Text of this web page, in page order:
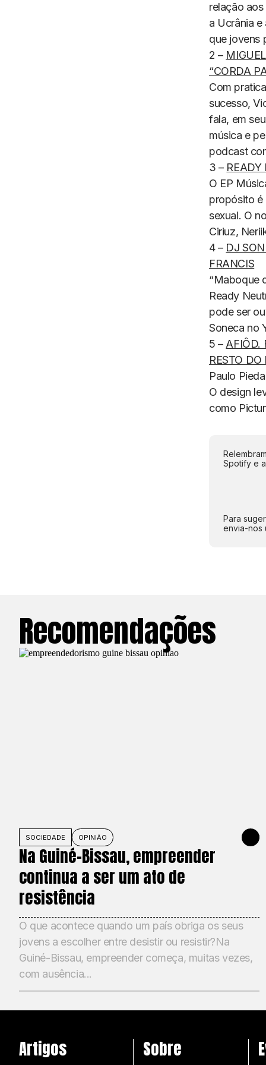
relação
a Ucrânia
que jovens
2 –
“CORDA
Com
sucesso,
fala, em
música e
podcast
3 –
O EP
propósito é
sexual. O
Ciriuz,
4 – DJ
FRANCIS
“Maboque
Ready
pode ser
Soneca no
5 – AFIÔD.
RESTO
Paulo
O design
como
Spotify e
Para
envia-nos
Recomendações
SOCIEDADE OPINIÃO 1 DE
Na Guiné-Bissau, empreender
continua a ser um ato de
resistência
O que acontece quando um país obriga os seus
jovens a escolher entre desistir ou resistir?Na
Guiné-Bissau, empreender começa, muitas vezes,
com ausência...
Artigos Sobre